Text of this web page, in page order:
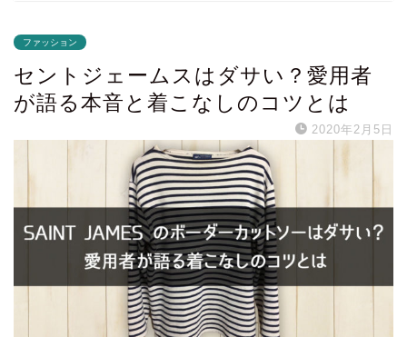
ファッション
セントジェームスはダサい？愛用者
が語る本音と着こなしのコツとは
2020年2月5日